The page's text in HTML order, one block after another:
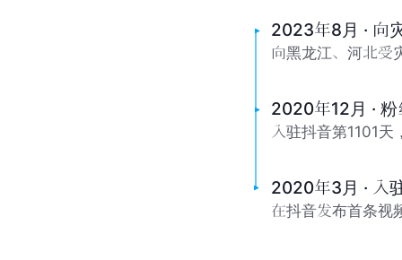
2023年8月 · 向
向黑龙江、河北受
2020年12月 ·
入驻抖音第1101
2020年3月 · 入
在抖音发布首条视